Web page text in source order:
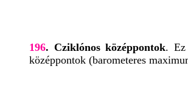
196. Cziklónos középpontok. Ez
középpontok (barometeres